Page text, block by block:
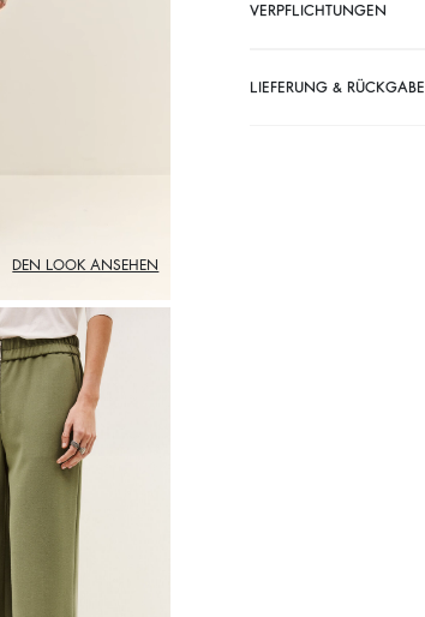
DEN LOOK ANSEHEN
VERPFLICHTUNGEN
LIEFERUNG & RÜCKGABE